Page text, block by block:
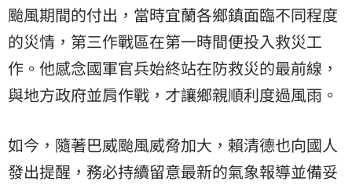
颱風期間的付出，當時宜蘭各鄉鎮面臨不同程度
的災情，第三作戰區在第一時間便投入救災工
作。他感念國軍官兵始終站在防救災的最前線，
與地方政府並肩作戰，才讓鄉親順利度過風雨。
如今，隨著巴威颱風威脅加大，賴清德也向國人
發出提醒，務必持續留意最新的氣象報導並備妥